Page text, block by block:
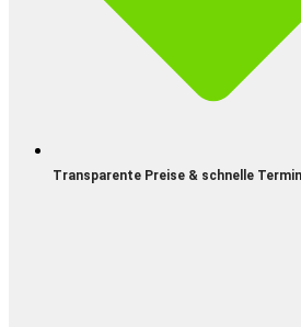
Transparente Preise & schnelle